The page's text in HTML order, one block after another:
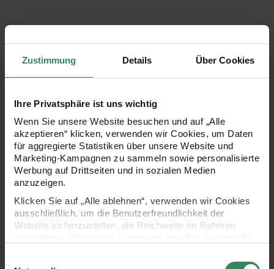
Zustimmung Details Über Cookies
Ihre Privatsphäre ist uns wichtig
Wenn Sie unsere Website besuchen und auf „Alle
akzeptieren“ klicken, verwenden wir Cookies, um Daten
für aggregierte Statistiken über unsere Website und
Marketing-Kampagnen zu sammeln sowie personalisierte
Werbung auf Drittseiten und in sozialen Medien
anzuzeigen.
Klicken Sie auf „Alle ablehnen“, verwenden wir Cookies
ausschließlich, um die Benutzerfreundlichkeit der
Website sicherzustellen, die Reichweite im Rahmen
Produktbeschreibung
Kontinuierliche Schnitte ohne Schneidematte auf der Cricut
Folie hat auf der Rückseite einen wiederablösbaren Klebstoff
und eine Haltbarkeit von bis zu 3 Jahren. Dieses Vinyl
hinterlässt keine Rückstände auf den Objekten. Die Folie wird
für den Innenbereich empfohlen und eignet sich
beispielsweise für Wandtattoos.
Cricut Joy Smart Vinyl Removable funktioniert ohne
Schneidematte
großartig für die Erstellung von personalisierten